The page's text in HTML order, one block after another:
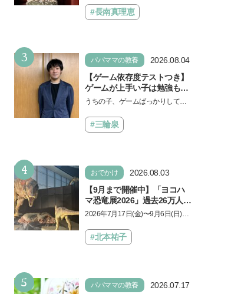
『パウ・パトロール ザ・ダイ
ノ・ムービー』ではあきらめ
の劇場版シリーズ第3弾、映画『パ
ウ・パトロール ザ…
#長南真理恵
3 パパママの教養
2026.08.04
【ゲーム依存度テストつき】
ゲームが上手い子は勉強もで
きる？御三家中高卒でゲーマ
えるゲームしながら受験で勝
つためのメソッド
うちの子、ゲームばっかりしてい
言し、子どもとトラブルになる家
庭は多いもの。でも…
#三輪泉
4 おでかけ
2026.08.03
【9月まで開催中】「ヨコハ
マ恐竜展2026」過去26万人を
動員した恐竜展が9年ぶりに
しむポイントを完全ガイド
2026年7月17日(金)〜9月6日(日)、
「ヨコハマ恐竜展2026〜恐竜の食
卓大図鑑〜」が開催…
#北本祐子
5 パパママの教養
2026.07.17